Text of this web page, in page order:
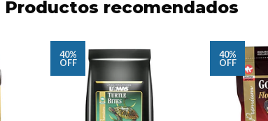
Productos recomendados
40%
OFF
40%
OFF